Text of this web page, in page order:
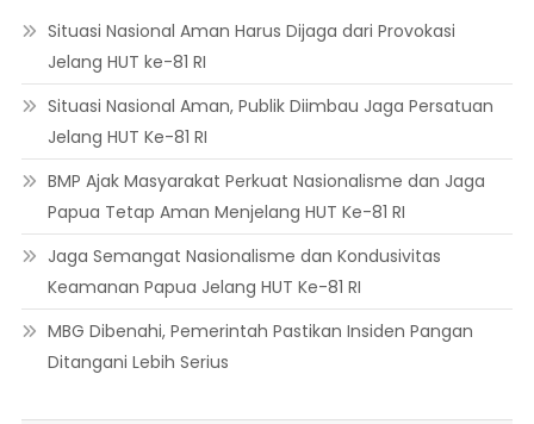
Situasi Nasional Aman Harus Dijaga dari Provokasi
Jelang HUT ke-81 RI
Situasi Nasional Aman, Publik Diimbau Jaga Persatuan
Jelang HUT Ke-81 RI
BMP Ajak Masyarakat Perkuat Nasionalisme dan Jaga
Papua Tetap Aman Menjelang HUT Ke-81 RI
Jaga Semangat Nasionalisme dan Kondusivitas
Keamanan Papua Jelang HUT Ke-81 RI
MBG Dibenahi, Pemerintah Pastikan Insiden Pangan
Ditangani Lebih Serius